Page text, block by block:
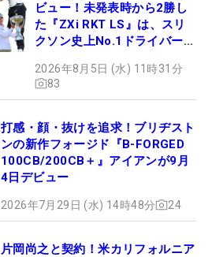
ビュー！未発表時から2勝し
た『ZXi RKT LS』は、スリ
クソン史上No.1ドライバー!?
2026年8月5日 (水) 11時31分
83
打感・顔・抜けを追求！ブリヂスト
ンの新作フォージド『B-FORGED
100CB/200CB＋』アイアンが9月
4日デビュー
2026年7月29日 (水) 14時48分 24
片岡尚之と契約！米カリフォルニア